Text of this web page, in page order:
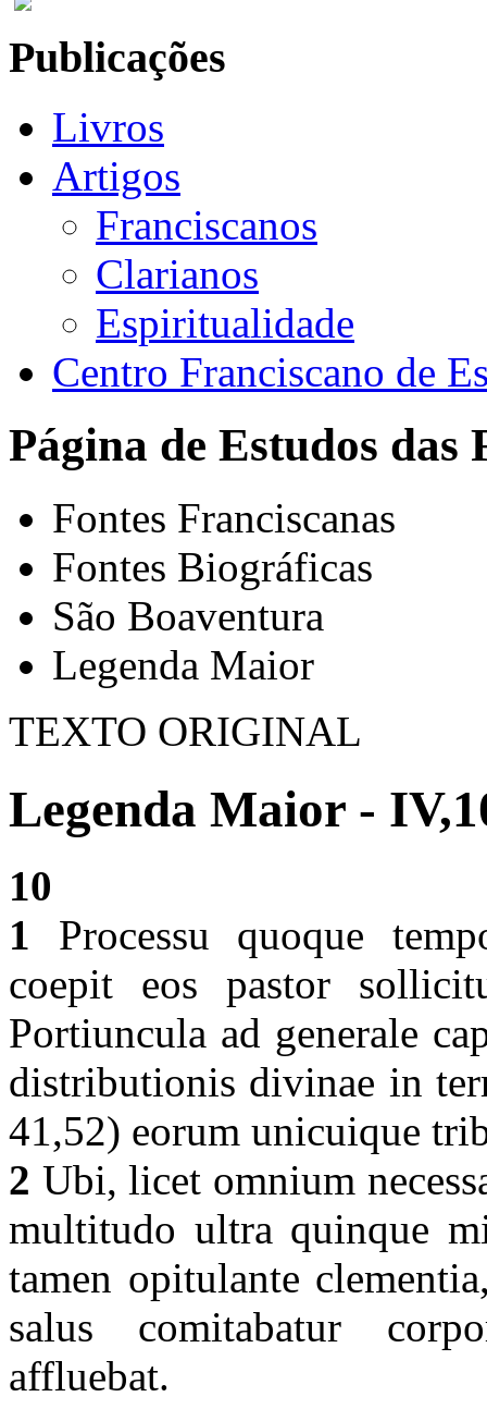
Publicações
Livros
Artigos
Franciscanos
Clarianos
Espiritualidade
Centro Franciscano de
Página de Estudos das
Fontes Franciscanas
Fontes Biográficas
São Boaventura
Legenda Maior
TEXTO ORIGINAL
Legenda Maior -
10
1 Processu quoque
coepit eos pastor
Portiuncula ad generale
distributionis divinae in
41,52) eorum unicuique
2 Ubi, licet omnium
multitudo ultra quinque
tamen opitulante
salus comitabatur
affluebat.